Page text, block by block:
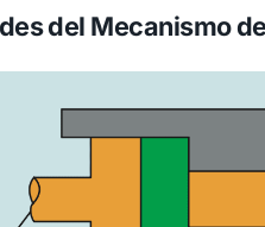
del Mecanismo